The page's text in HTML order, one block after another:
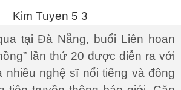
tại Đà Nẵng, buổi Liên hoan
lần thứ 20 được diễn ra với
nhiều nghệ sĩ nổi tiếng và đông